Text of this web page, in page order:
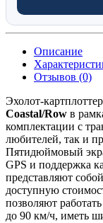
Описание
Отзывов (0)
Эхолот-картплоттер
Coastal/Row в
комплектации с
любителей, так и
Пятидюймовый
GPS и поддержка
представляют
доступную
позволяют
до 90 км/ч, иметь